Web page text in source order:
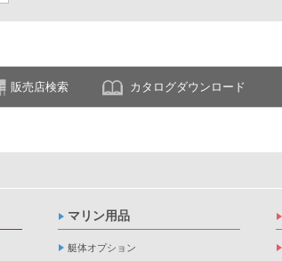
販売店検索 カタログダウンロード
マリン用品
艇体オプション